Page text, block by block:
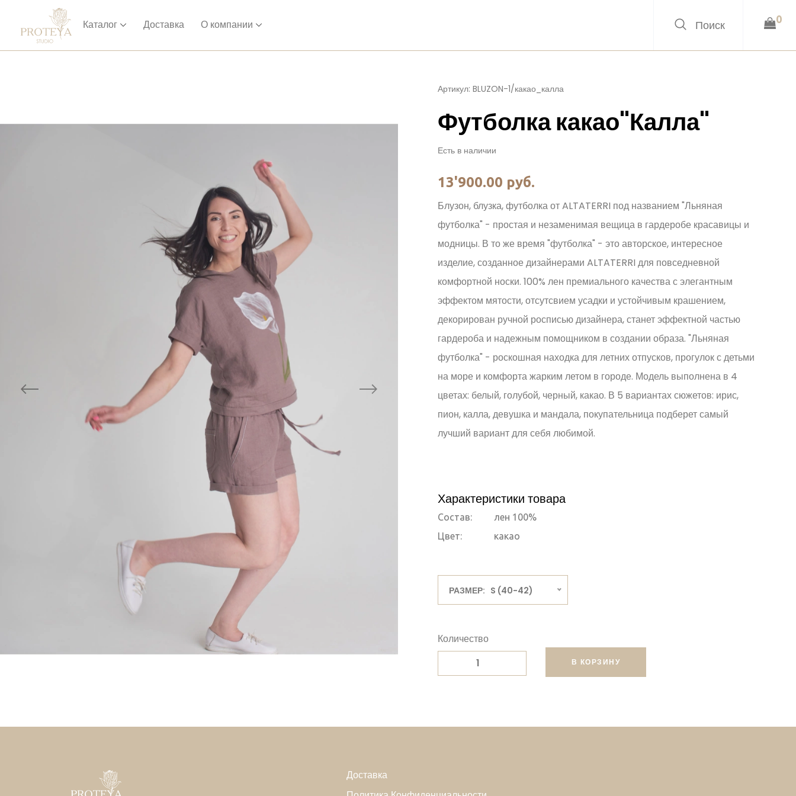
Каталог Доставка О компании 0
Артикул: BLUZON-1/какао_калла
Футболка какао"Калла"
Есть в наличии
13'900.00 руб.
Блузон, блузка, футболка от ALTATERRI под названием "Льняная
футболка" - простая и незаменимая вещица в гардеробе красавицы и
модницы. В то же время "футболка" - это авторское, интересное
изделие, созданное дизайнерами ALTATERRI для повседневной
комфортной носки. 100% лен премиального качества с элегантным
эффектом мятости, отсутсвием усадки и устойчивым крашением,
декорирован ручной росписью дизайнера, станет эффектной частью
гардероба и надежным помощником в создании образа. "Льняная
футболка" - роскошная находка для летних отпусков, прогулок с детьми
на море и комфорта жарким летом в городе. Модель выполнена в 4
цветах: белый, голубой, черный, какао. В 5 вариантах сюжетов: ирис,
пион, калла, девушка и мандала, покупательница подберет самый
лучший вариант для себя любимой.
Характеристики товара
Состав:
лен 100%
Цвет:
какао
РАЗМЕР: S (40-42)
Количество
В КОРЗИНУ
Доставка